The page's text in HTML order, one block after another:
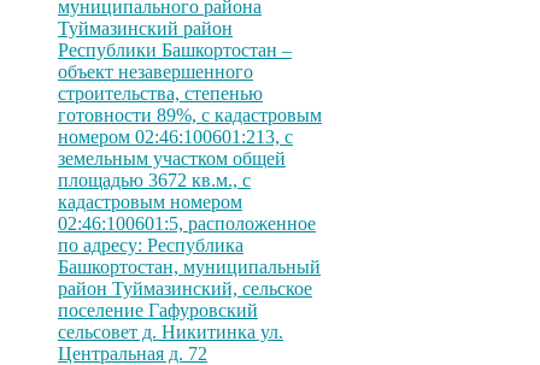
муниципального района
Туймазинский район
Республики Башкортостан –
объект незавершенного
строительства, степенью
готовности 89%, с кадастровым
номером 02:46:100601:213, с
земельным участком общей
площадью 3672 кв.м., с
кадастровым номером
02:46:100601:5, расположенное
по адресу: Республика
Башкортостан, муниципальный
район Туймазинский, сельское
поселение Гафуровский
сельсовет д. Никитинка ул.
Центральная д. 72